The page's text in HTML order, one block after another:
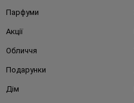
Парфуми
Акції
Обличчя
Подарунки
Дім